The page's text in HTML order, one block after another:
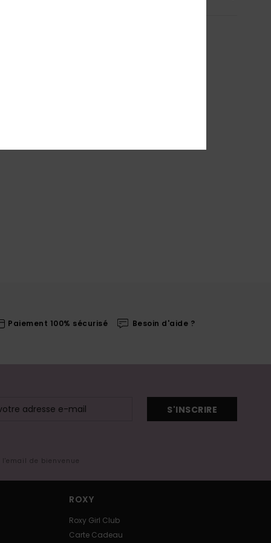
Paiement 100% sécurisé Besoin d'aide ?
S'INSCRIRE
de bienvenue
ROXY
Roxy Girl Club
Carte Cadeau